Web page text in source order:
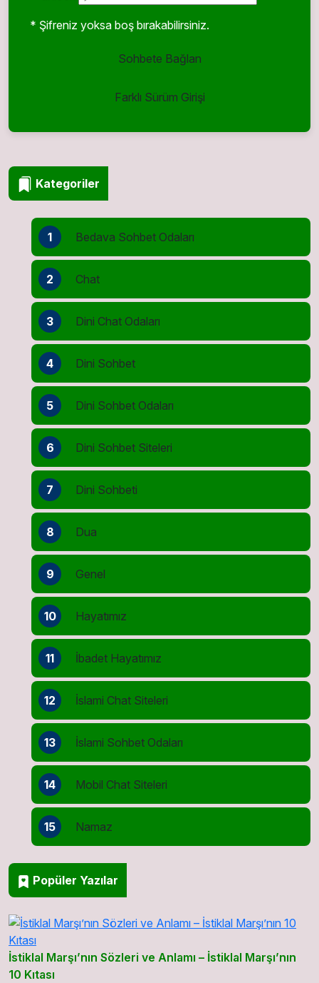
* Şifreniz yoksa boş bırakabilirsiniz.
Sohbete Bağlan
Farklı Sürüm Girişi
Kategoriler
1 Bedava Sohbet Odaları
2 Chat
3 Dini Chat Odaları
4 Dini Sohbet
5 Dini Sohbet Odaları
6 Dini Sohbet Siteleri
7 Dini Sohbeti
8 Dua
9 Genel
10 Hayatımız
11 İbadet Hayatımız
12 İslami Chat Siteleri
13 İslami Sohbet Odaları
14 Mobil Chat Siteleri
15 Namaz
Popüler Yazılar
İstiklal Marşı’nın Sözleri ve Anlamı – İstiklal Marşı’nın
10 Kıtası